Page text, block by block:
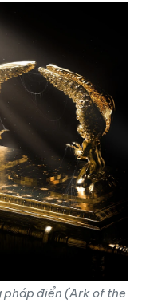
pháp điển (Ark of the